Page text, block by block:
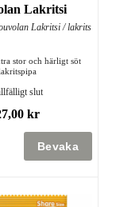
Lakritsi
Lakritsi / lakrits
stor och härligt söt
slut
kr